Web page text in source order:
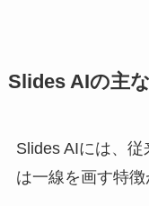
Slides AIの主
Slides AIには、
は一線を画す特徴